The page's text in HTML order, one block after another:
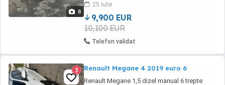
8
făcute. Baterie noua...
25 iulie
9,900 EUR
10,100 EUR
Telefon validat
3 Renault Megane 4 2019 euro 6
Renault Megane 1,5 dizel manual 6 trepte